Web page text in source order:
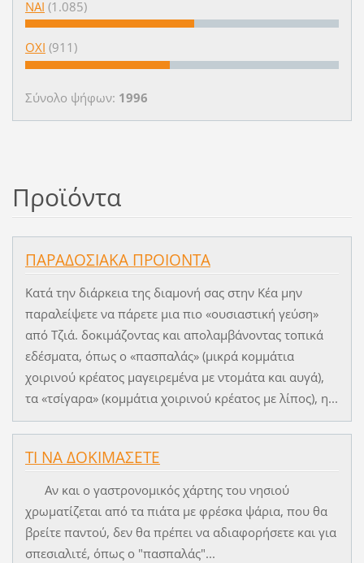
ΝΑΙ (1.085)
ΟΧΙ (911)
Σύνολο ψήφων: 1996
Προϊόντα
ΠΑΡΑΔΟΣΙΑΚΑ ΠΡΟΙΟΝΤΑ
Κατά την διάρκεια της διαμονή σας στην Κέα μην
παραλείψετε να πάρετε μια πιο «ουσιαστική γεύση»
από Τζιά. δοκιμάζοντας και απολαμβάνοντας τοπικά
εδέσματα, όπως ο «πασπαλάς» (μικρά κομμάτια
χοιρινού κρέατος μαγειρεμένα με ντομάτα και αυγά),
τα «τσίγαρα» (κομμάτια χοιρινού κρέατος με λίπος), η...
ΤΙ ΝΑ ΔΟΚΙΜΑΣΕΤΕ
Αν και ο γαστρονομικός χάρτης του νησιού
χρωματίζεται από τα πιάτα με φρέσκα ψάρια, που θα
βρείτε παντού, δεν θα πρέπει να αδιαφορήσετε και για
σπεσιαλιτέ, όπως ο "πασπαλάς"...